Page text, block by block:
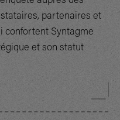
partenaires et
confortent Syntagme
et son statut